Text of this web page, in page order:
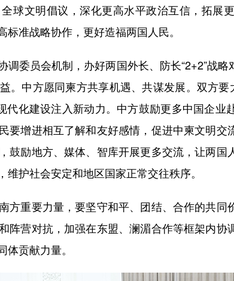
球文明倡议，深化更高水平政治互信，拓展
准战略协作，更好造福两国人民。
员会机制，办好两国外长、防长“2+2”战略
。中方愿同柬方共享机遇、共谋发展。双方要
代化建设注入新动力。中方鼓励更多中国企业
要增进相互了解和友好感情，促进中柬文明交
鼓励地方、媒体、智库开展更多交流，让两国
护社会安定和地区国家正常交往秩序。
重要力量，要坚守和平、团结、合作的共同
阵营对抗，加强在东盟、澜湄合作等框架内协
体贡献力量。